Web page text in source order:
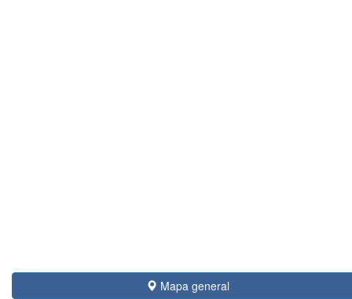
Mapa general